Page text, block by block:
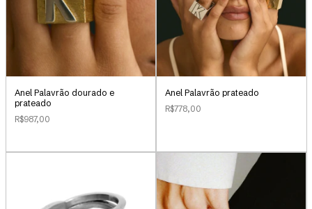
Anel Palavrão dourado e
prateado
R$987,00
Anel Palavrão prateado
R$778,00